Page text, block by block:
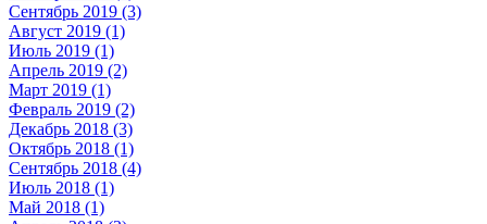
Сентябрь 2019 (3)
Август 2019 (1)
Июль 2019 (1)
Апрель 2019 (2)
Март 2019 (1)
Февраль 2019 (2)
Декабрь 2018 (3)
Октябрь 2018 (1)
Сентябрь 2018 (4)
Июль 2018 (1)
Май 2018 (1)